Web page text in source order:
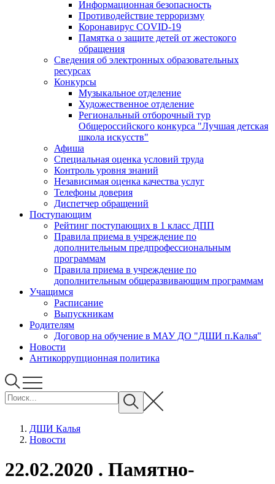
Информационная безопасность
Противодействие терроризму
Коронавирус COVID-19
Памятка о защите детей от жестокого
обращения
Сведения об электронных образовательных
ресурсах
Конкурсы
Музыкальное отделение
Художественное отделение
Региональный отборочный тур
Общероссийского конкурса "Лучшая детская
школа искусств"
Афиша
Специальная оценка условий труда
Контроль уровня знаний
Независимая оценка качества услуг
Телефоны доверия
Диспетчер обращений
Поступающим
Рейтинг поступающих в 1 класс ДПП
Правила приема в учреждение по
дополнительным предпрофессиональным
программам
Правила приема в учреждение по
дополнительным общеразвивающим программам
Учащимся
Расписание
Выпускникам
Родителям
Договор на обучение в МАУ ДО "ДШИ п.Калья"
Новости
Антикоррупционная политика
ДШИ Калья
Новости
22.02.2020 . Памятно-